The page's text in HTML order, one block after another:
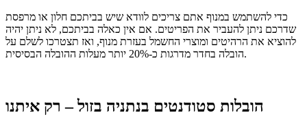
כדי להשתמש במנוף אתם צריכים לוודא שיש בביתכם חלון או מרפסת
שדרכם ניתן להעביר את הפריטים. אם אין כאלה בביתכם, לא ניתן יהיה
להוציא את הרהיטים ומוצרי החשמל בעזרת מנוף, ואז תצטרכו לשלם על
הובלה בחדר מדרגות כ-20% יותר מעלות ההובלה הבסיסית.
הובלות סטודנטים בנתניה בזול – רק איתנו